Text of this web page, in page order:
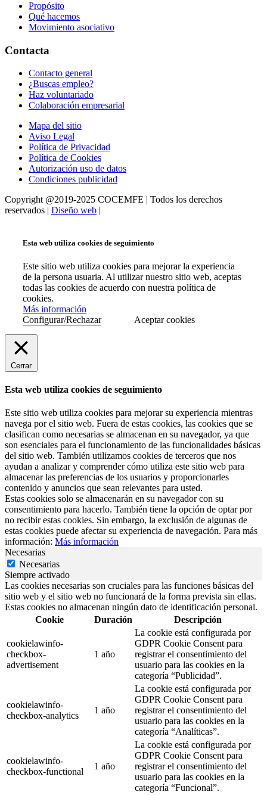
Propósito
Qué hacemos
Movimiento asociativo
Contacta
Contacto general
¿Buscas empleo?
Haz voluntariado
Colaboración empresarial
Mapa del sitio
Aviso Legal
Política de Privacidad
Política de Cookies
Autorización uso de datos
Condiciones publicidad
Copyright @2019-2025 COCEMFE | Todos los derechos
reservados | Diseño web |
Esta web utiliza cookies de seguimiento
Este sitio web utiliza cookies para mejorar la experiencia
de la persona usuaria. Al utilizar nuestro sitio web, aceptas
todas las cookies de acuerdo con nuestra política de
cookies.
Más información
Configurar/Rechazar
Aceptar cookies
Cerrar
Esta web utiliza cookies de seguimiento
Este sitio web utiliza cookies para mejorar su experiencia mientras
navega por el sitio web. Fuera de estas cookies, las cookies que se
clasifican como necesarias se almacenan en su navegador, ya que
son esenciales para el funcionamiento de las funcionalidades básicas
del sitio web. También utilizamos cookies de terceros que nos
ayudan a analizar y comprender cómo utiliza este sitio web para
almacenar las preferencias de los usuarios y proporcionarles
contenido y anuncios que sean relevantes para usted.
Estas cookies solo se almacenarán en su navegador con su
consentimiento para hacerlo. También tiene la opción de optar por
no recibir estas cookies. Sin embargo, la exclusión de algunas de
estas cookies puede afectar su experiencia de navegación. Para más
información: Más información
Necesarias
Necesarias
Siempre activado
Las cookies necesarias son cruciales para las funciones básicas del
sitio web y el sitio web no funcionará de la forma prevista sin ellas.
Estas cookies no almacenan ningún dato de identificación personal.
Cookie
Duración Descripción
cookielawinfo-
checkbox-
advertisement
1 año
La cookie está configurada por
GDPR Cookie Consent para
registrar el consentimiento del
usuario para las cookies en la
categoría “Publicidad”.
cookielawinfo-
checkbox-analytics
1 año
La cookie está configurada por
GDPR Cookie Consent para
registrar el consentimiento del
usuario para las cookies en la
categoría “Analíticas”.
cookielawinfo-
checkbox-functional
1 año
La cookie está configurada por
GDPR Cookie Consent para
registrar el consentimiento del
usuario para las cookies en la
categoría “Funcional”.